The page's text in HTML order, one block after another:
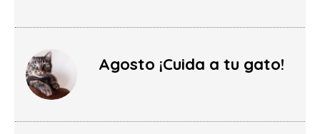
Agosto ¡Cuida a tu gato!